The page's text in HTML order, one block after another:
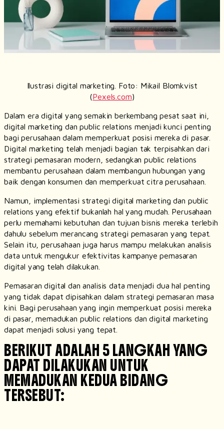
Ilustrasi digital marketing . Foto: Mikail Blomkvist
(Pexels.com)
Dalam era digital yang semakin berkembang pesat saat ini,
digital marketing dan public relations menjadi kunci penting
bagi perusahaan dalam memperkuat posisi mereka di pasar.
Digital marketing telah menjadi bagian tak terpisahkan dari
strategi pemasaran modern, sedangkan public relations
membantu perusahaan dalam membangun hubungan yang
baik dengan konsumen dan memperkuat citra perusahaan.
Namun, implementasi strategi digital marketing dan public
relations yang efektif bukanlah hal yang mudah. Perusahaan
perlu memahami kebutuhan dan tujuan bisnis mereka terlebih
dahulu sebelum merancang strategi pemasaran yang tepat.
Selain itu, perusahaan juga harus mampu melakukan analisis
data untuk mengukur efektivitas kampanye pemasaran
digital yang telah dilakukan.
Pemasaran digital dan analisis data menjadi dua hal penting
yang tidak dapat dipisahkan dalam strategi pemasaran masa
kini. Bagi perusahaan yang ingin memperkuat posisi mereka
di pasar, memadukan public relations dan digital marketing
dapat menjadi solusi yang tepat.
BERIKUT ADALAH 5 LANGKAH YANG
DAPAT DILAKUKAN UNTUK
MEMADUKAN KEDUA BIDANG
TERSEBUT: